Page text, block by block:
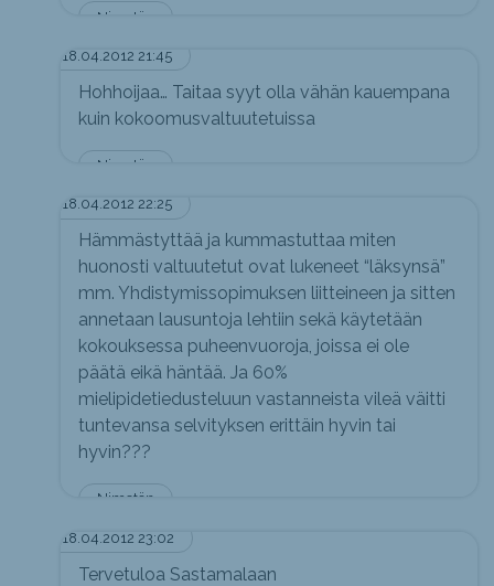
Nimetön
18.04.2012 21:45
Nimetön
Hohhoijaa… Taitaa syyt olla vähän kauempana
kuin kokoomusvaltuutetuissa
18.04.2012 22:25
Nimetön
Hämmästyttää ja kummastuttaa miten
huonosti valtuutetut ovat lukeneet “läksynsä”
mm. Yhdistymissopimuksen liitteineen ja sitten
annetaan lausuntoja lehtiin sekä käytetään
kokouksessa puheenvuoroja, joissa ei ole
päätä eikä häntää. Ja 60%
mielipidetiedusteluun vastanneista vileä väitti
tuntevansa selvityksen erittäin hyvin tai
hyvin???
18.04.2012 23:02
Tervetuloa Sastamalaan